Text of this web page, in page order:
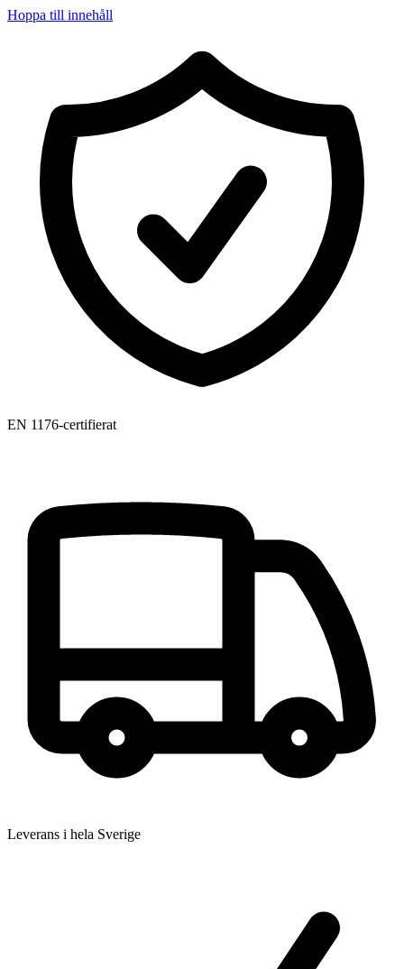
Hoppa till innehåll
EN 1176-certifierat
Leverans i hela Sverige